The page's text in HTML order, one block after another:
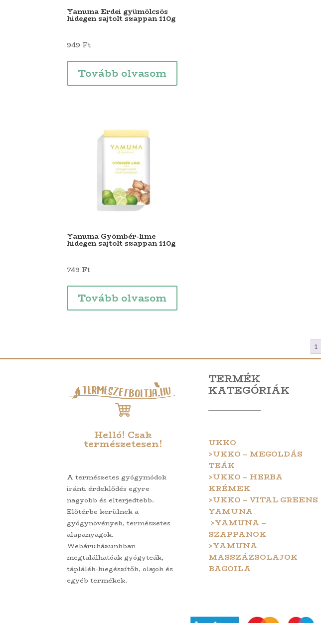
Yamuna Erdei gyümölcsös
hidegen sajtolt szappan 110g
949 Ft
Tovább olvasom
Yamuna Gyömbér-lime
hidegen sajtolt szappan 110g
749 Ft
Tovább olvasom
1
Helló! Csak
természetesen!
A természetes gyógymódok
iránti érdeklődés egyre
nagyobb és elterjedtebb.
Előtérbe kerülnek a
gyógynövények, természetes
alapanyagok.
Webáruházunkban
megtalálhatóak gyógyteák,
táplálék-kiegészítők, olajok és
egyéb termékek.
TERMÉK
KATEGÓRIÁK
UKKO
>UKKO – MEGOLDÁS
TEÁK
>UKKO – HERBA
KRÉMEK
>UKKO – VITAL GREENS
YAMUNA
>YAMUNA –
SZAPPANOK
>YAMUNA
MASSZÁZSOLAJOK
BAGOILA